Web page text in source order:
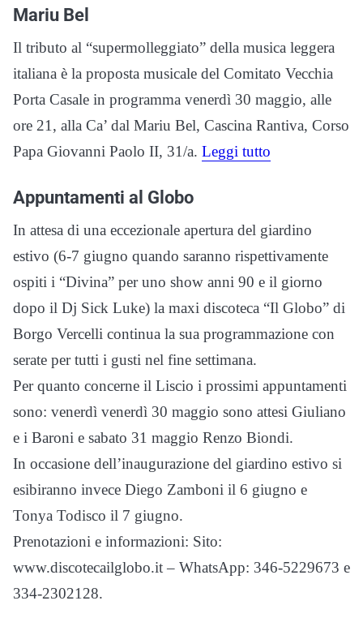
Mariu Bel
Il tributo al “supermolleggiato” della musica leggera
italiana è la proposta musicale del Comitato Vecchia
Porta Casale in programma venerdì 30 maggio, alle
ore 21, alla Ca’ dal Mariu Bel, Cascina Rantiva, Corso
Papa Giovanni Paolo II, 31/a. Leggi tutto
Appuntamenti al Globo
In attesa di una eccezionale apertura del giardino
estivo (6-7 giugno quando saranno rispettivamente
ospiti i “Divina” per uno show anni 90 e il giorno
dopo il Dj Sick Luke) la maxi discoteca “Il Globo” di
Borgo Vercelli continua la sua programmazione con
serate per tutti i gusti nel fine settimana.
Per quanto concerne il Liscio i prossimi appuntamenti
sono: venerdì venerdì 30 maggio sono attesi Giuliano
e i Baroni e sabato 31 maggio Renzo Biondi.
In occasione dell’inaugurazione del giardino estivo si
esibiranno invece Diego Zamboni il 6 giugno e
Tonya Todisco il 7 giugno.
Prenotazioni e informazioni: Sito:
www.discotecailglobo.it – WhatsApp: 346-5229673 e
334-2302128.